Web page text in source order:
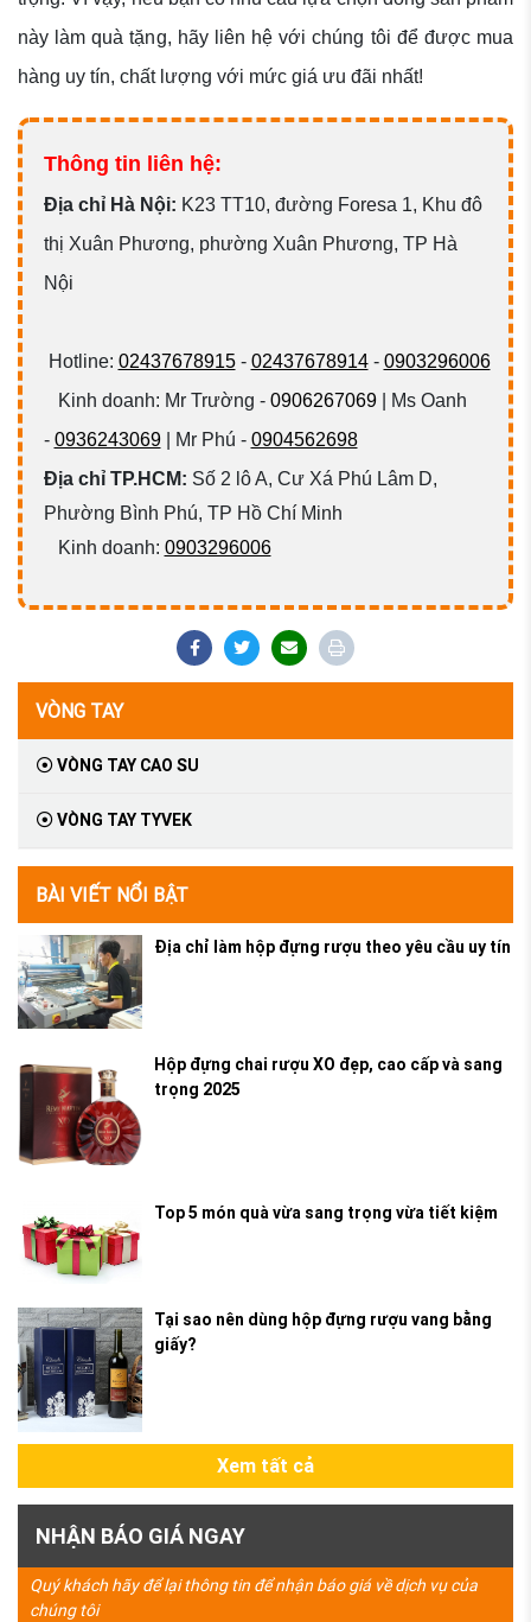
này làm quà tặng, hãy liên hệ với chúng tôi để được mua
hàng uy tín, chất lượng với mức giá ưu đãi nhất!
Thông tin liên hệ:
Địa chỉ Hà Nội: K23 TT10, đường Foresa 1, Khu đô
thị Xuân Phương, phường Xuân Phương, TP Hà
Nội
Hotline: 02437678915- 02437678914- 0903296006
Kinh doanh: Mr Trường - 0906267069| Ms Oanh
- 0936243069| Mr Phú - 0904562698
Địa chỉ TP.HCM: Số 2 lô A, Cư Xá Phú Lâm D,
Phường Bình Phú, TP Hồ Chí Minh
Kinh doanh: 0903296006
VÒNG TAY
VÒNG TAY CAO SU
VÒNG TAY TYVEK
BÀI VIẾT NỔI BẬT
Địa chỉ làm hộp đựng rượu theo yêu cầu uy tín
Hộp đựng chai rượu XO đẹp, cao cấp và sang
trọng 2025
Top 5 món quà vừa sang trọng vừa tiết kiệm
Tại sao nên dùng hộp đựng rượu vang bằng
giấy?
Xem tất cả
NHẬN BÁO GIÁ NGAY
Quý khách hãy để lại thông tin để nhận báo giá về dịch vụ của
chúng tôi